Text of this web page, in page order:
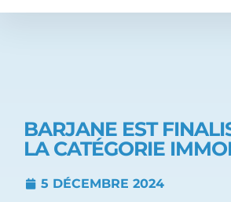
BARJANE EST
LA CATÉGORIE
5 DÉCEMBRE 2024